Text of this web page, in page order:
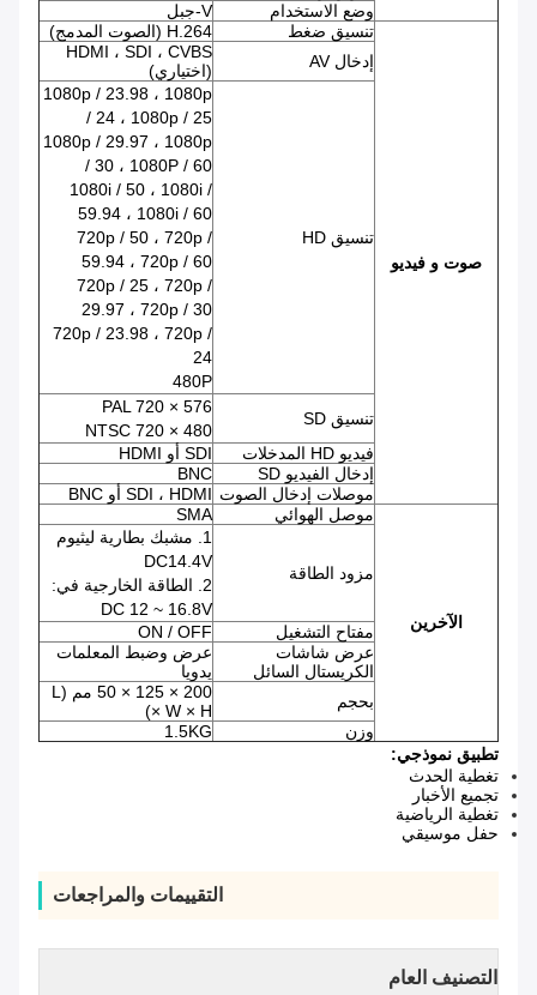
وضع الاستخدام
V-جبل
صوت و فيديو
تنسيق ضغط
H.264 (الصوت المدمج)
إدخال AV
HDMI ، SDI ، CVBS
(اختياري)
تنسيق HD
1080p / 23.98 ، 1080p
/ 24 ، 1080p / 25
1080p / 29.97 ، 1080p
/ 30 ، 1080P / 60
1080i / 50 ، 1080i /
59.94 ، 1080i / 60
720p / 50 ، 720p /
59.94 ، 720p / 60
720p / 25 ، 720p /
29.97 ، 720p / 30
720p / 23.98 ، 720p /
24
480P
تنسيق SD
PAL 720 × 576
NTSC 720 × 480
فيديو HD المدخلات
SDI أو HDMI
إدخال الفيديو SD
BNC
موصلات إدخال الصوت SDI ، HDMI أو BNC
الآخرين
موصل الهوائي SMA
مزود الطاقة
1. مشبك بطارية ليثيوم
DC14.4V
2. الطاقة الخارجية في:
DC 12 ~ 16.8V
مفتاح التشغيل
ON / OFF
عرض شاشات
الكريستال السائل
عرض وضبط المعلمات
يدويا
بحجم
200 × 125 × 50 مم (L
× W × H)
وزن
1.5KG
تطبيق نموذجي:
تغطية الحدث
تجميع الأخبار
تغطية الرياضية
حفل موسيقي
التقييمات والمراجعات
التصنيف العام